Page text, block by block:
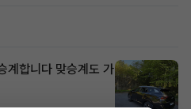
계합니다 맞승계도 가